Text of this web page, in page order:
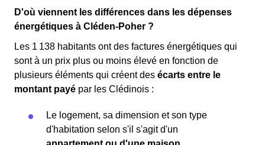
D'où viennent les différences dans les dépenses
énergétiques à Cléden-Poher ?
Les 1 138 habitants ont des factures énergétiques qui
sont à un prix plus ou moins élevé en fonction de
plusieurs éléments qui créent des écarts entre le
montant payé par les Clédinois :
Le logement, sa dimension et son type
d'habitation selon s'il s'agit d'un